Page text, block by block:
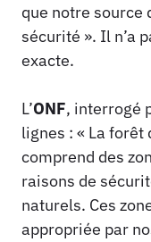
que notre source
sécurité ». Il n’a
exacte.
L’ONF, interrogé
lignes : « La
comprend des
raisons de
naturels. Ces
appropriée par